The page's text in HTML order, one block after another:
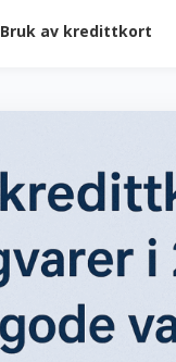
Bruk av kredittkort